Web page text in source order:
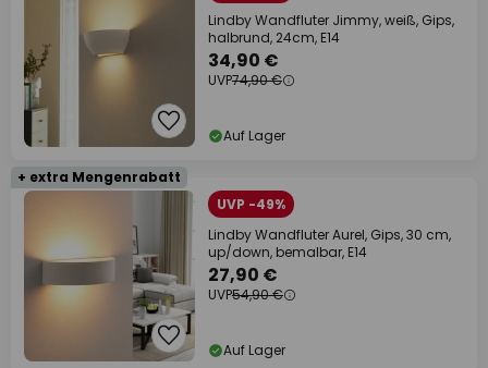
Lindby Wandfluter Jimmy, weiß, Gips,
halbrund, 24cm, E14
34,90 €
UVP74,90 €
Auf Lager
+ extra Mengenrabatt
UVP -49%
Lindby Wandfluter Aurel, Gips, 30 cm,
up/down, bemalbar, E14
27,90 €
UVP54,90 €
Auf Lager